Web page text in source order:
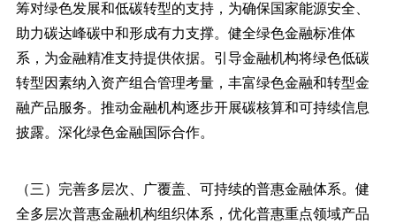
筹对绿色发展和低碳转型的支持，为确保国家能源安全、
助力碳达峰碳中和形成有力支撑。健全绿色金融标准体
系，为金融精准支持提供依据。引导金融机构将绿色低碳
转型因素纳入资产组合管理考量，丰富绿色金融和转型金
融产品服务。推动金融机构逐步开展碳核算和可持续信息
披露。深化绿色金融国际合作。
（三）完善多层次、广覆盖、可持续的普惠金融体系。健
全多层次普惠金融机构组织体系，优化普惠重点领域产品